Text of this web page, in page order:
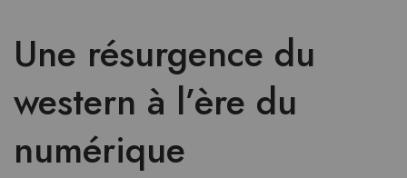
Une résurgence du
western à l’ère du
numérique